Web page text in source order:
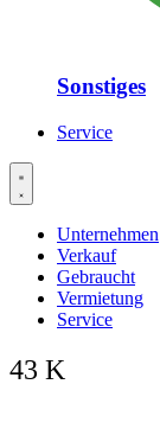
Sonstiges
Service
Unternehmen
Verkauf
Gebraucht
Vermietung
Service
43 K